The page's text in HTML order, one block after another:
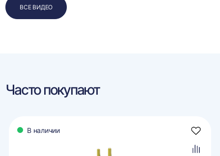
ВСЕ ВИДЕО
Часто покупают
В наличии